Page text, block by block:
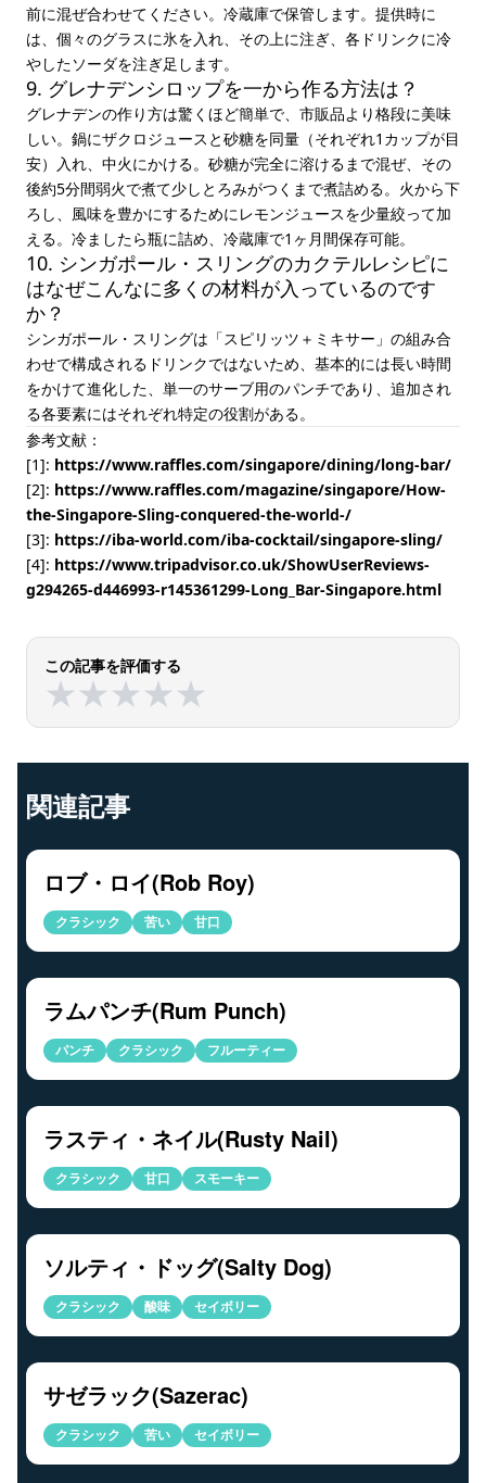
前に混ぜ合わせてください。冷蔵庫で保管します。提供時に
は、個々のグラスに氷を入れ、その上に注ぎ、各ドリンクに冷
やしたソーダを注ぎ足します。
9. グレナデンシロップを一から作る方法は？
グレナデンの作り方は驚くほど簡単で、市販品より格段に美味
しい。鍋にザクロジュースと砂糖を同量（それぞれ1カップが目
安）入れ、中火にかける。砂糖が完全に溶けるまで混ぜ、その
後約5分間弱火で煮て少しとろみがつくまで煮詰める。火から下
ろし、風味を豊かにするためにレモンジュースを少量絞って加
える。冷ましたら瓶に詰め、冷蔵庫で1ヶ月間保存可能。
10. シンガポール・スリングのカクテルレシピに
はなぜこんなに多くの材料が入っているのです
か？
シンガポール・スリングは「スピリッツ＋ミキサー」の組み合
わせで構成されるドリンクではないため、基本的には長い時間
をかけて進化した、単一のサーブ用のパンチであり、追加され
る各要素にはそれぞれ特定の役割がある。
参考文献：
[1]: https://www.raffles.com/singapore/dining/long-bar/
[2]: https://www.raffles.com/magazine/singapore/How-
the-Singapore-Sling-conquered-the-world-/
[3]: https://iba-world.com/iba-cocktail/singapore-sling/
[4]: https://www.tripadvisor.co.uk/ShowUserReviews-
g294265-d446993-r145361299-Long_Bar-Singapore.html
この記事を評価する
★
★★
★★
★★
★★
★
関連記事
ロブ・ロイ(Rob Roy)
クラシック 苦い 甘口
ラムパンチ(Rum Punch)
パンチ クラシック フルーティー
ラスティ・ネイル(Rusty Nail)
クラシック 甘口 スモーキー
ソルティ・ドッグ(Salty Dog)
クラシック 酸味 セイボリー
サゼラック(Sazerac)
クラシック 苦い セイボリー